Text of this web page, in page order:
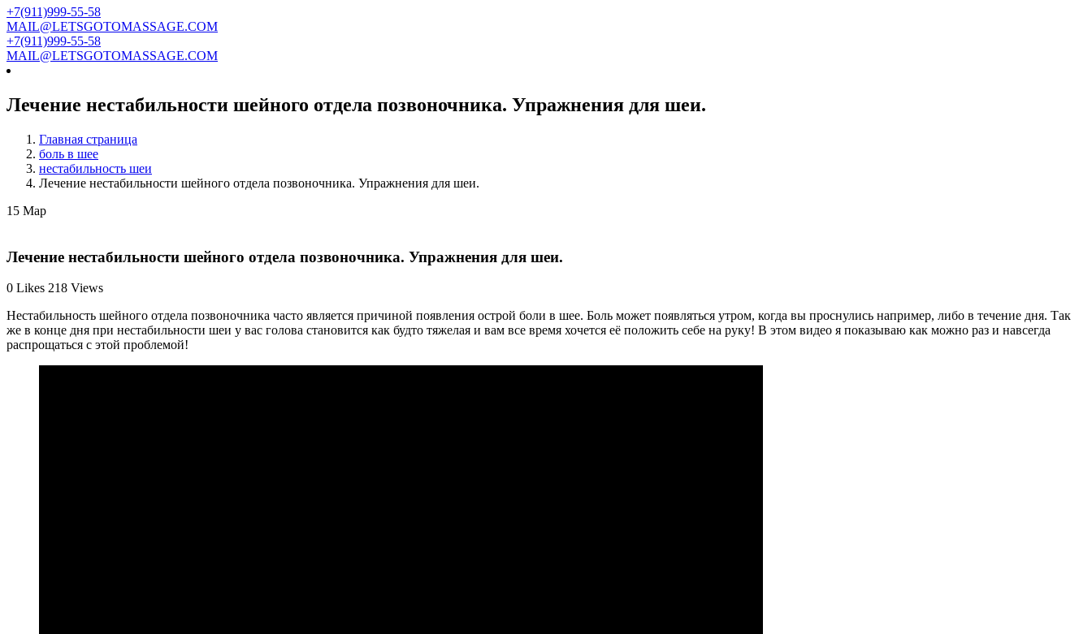
+7(911)999-55-58
MAIL@LETSGOTOMASSAGE.COM
+7(911)999-55-58
MAIL@LETSGOTOMASSAGE.COM
Лечение нестабильности шейного отдела позвоночника. Упражнения для шеи.
Главная страница
боль в шее
нестабильность шеи
Лечение нестабильности шейного отдела позвоночника. Упражнения для шеи.
15 Мар
Лечение нестабильности шейного отдела позвоночника. Упражнения для шеи.
0 Likes 218 Views
Нестабильность шейного отдела позвоночника часто является причиной появления острой боли в шее. Боль может появляться утром, когда вы проснулись например, либо в течение дня. Так
же в конце дня при нестабильности шеи у вас голова становится как будто тяжелая и вам все время хочется её положить себе на руку! В этом видео я показываю как можно раз и навсегда
распрощаться с этой проблемой!